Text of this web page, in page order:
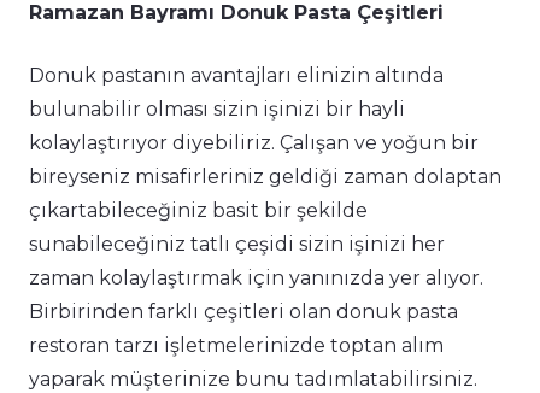
Ramazan Bayramı Donuk Pasta Çeşitleri
Donuk pastanın avantajları elinizin altında
bulunabilir olması sizin işinizi bir hayli
kolaylaştırıyor diyebiliriz. Çalışan ve yoğun bir
bireyseniz misafirleriniz geldiği zaman dolaptan
çıkartabileceğiniz basit bir şekilde
sunabileceğiniz tatlı çeşidi sizin işinizi her
zaman kolaylaştırmak için yanınızda yer alıyor.
Birbirinden farklı çeşitleri olan donuk pasta
restoran tarzı işletmelerinizde toptan alım
yaparak müşterinize bunu tadımlatabilirsiniz.